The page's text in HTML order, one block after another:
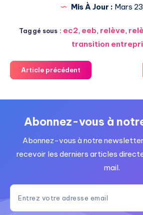
Mis À Jour : Mars
Taggé sous : ec2, eeb, relève,
transition
Article précédent
Abonnez-vous à
Abonnez-vous à notre
recevoir les derniers articles
mail.